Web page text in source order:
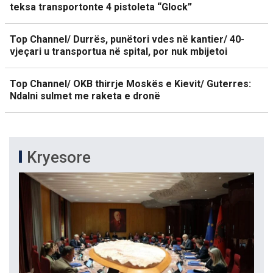
teksa transportonte 4 pistoleta “Glock”
Top Channel/ Durrës, punëtori vdes në kantier/ 40-
vjeçari u transportua në spital, por nuk mbijetoi
Top Channel/ OKB thirrje Moskës e Kievit/ Guterres:
Ndalni sulmet me raketa e dronë
Kryesore